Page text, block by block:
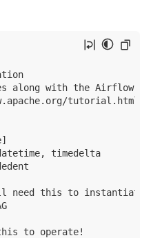
along with the Airflow
tutorial.html)
timedelta
need this to instantiate a
to operate!